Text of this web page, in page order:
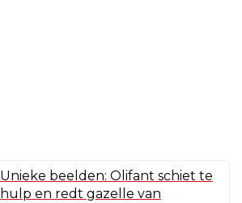
Unieke beelden: Olifant schiet te
hulp en redt gazelle van